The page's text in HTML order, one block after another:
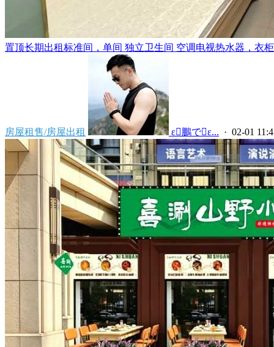
置顶长期出租标准间，单间 独立卫生间 空调电视热水器，衣
房屋租售/房屋出租  ε鵬でε... · 02-01